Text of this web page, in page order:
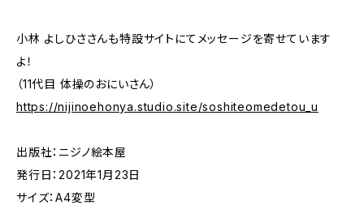
小林 よしひささんも特設サイトにてメッセージを寄せています
よ！
（11代目 体操のおにいさん）
https://nijinoehonya.studio.site/soshiteomedetou_u
出版社：ニジノ絵本屋
発行日：2021年1月23日
サイズ：A4変型